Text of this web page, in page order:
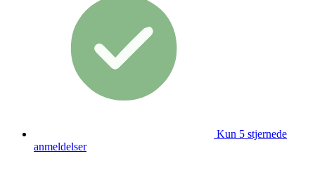
Kun 5 stjernede
anmeldelser